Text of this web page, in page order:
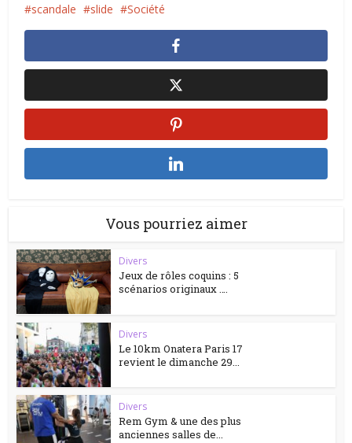
scandale
slide Société
Vous pourriez aimer
Divers
Jeux de rôles coquins : 5
scénarios originaux ….
Divers
Le 10km Onatera Paris 17
revient le dimanche 29...
Divers
Rem Gym & une des plus
anciennes salles de...